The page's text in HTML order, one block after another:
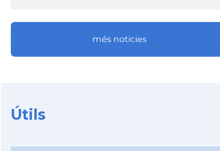
més noticies
Útils